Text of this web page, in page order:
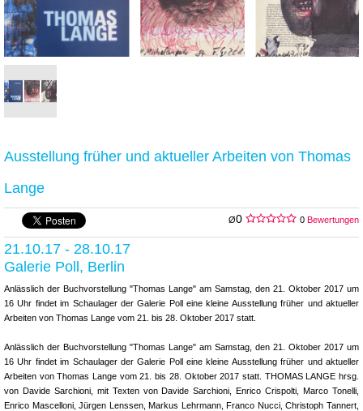
Ausstellung früher und aktueller Arbeiten von Thomas
Lange
Ø0 0 Bewertungen
21.10.17 - 28.10.17
Galerie Poll, Berlin
Anlässlich der Buchvorstellung "Thomas Lange" am Samstag, den 21. Oktober 2017 um
16 Uhr findet im Schaulager der Galerie Poll eine kleine Ausstellung früher und aktueller
Arbeiten von Thomas Lange vom 21. bis 28. Oktober 2017 statt.
Anlässlich der Buchvorstellung "Thomas Lange" am Samstag, den 21. Oktober 2017 um
16 Uhr findet im Schaulager der Galerie Poll eine kleine Ausstellung früher und aktueller
Arbeiten von Thomas Lange vom 21. bis 28. Oktober 2017 statt. THOMAS LANGE hrsg.
von Davide Sarchioni, mit Texten von Davide Sarchioni, Enrico Crispolti, Marco Tonelli,
Enrico Mascelloni, Jürgen Lenssen, Markus Lehrmann, Franco Nucci, Christoph Tannert,